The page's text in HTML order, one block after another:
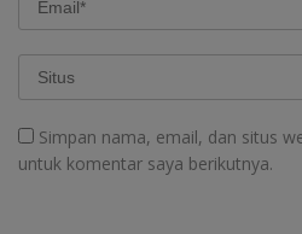
Simpan nama, email, dan situs
untuk komentar saya berikutnya.